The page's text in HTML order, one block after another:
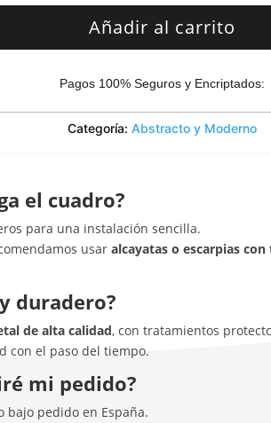
Añadir al carrito
Pagos 100% Seguros y Encriptados:
Categoría: Abstracto y Moderno
el cuadro?
para una instalación sencilla.
usaralcayatas o escarpias con
duradero?
de alta calidad, con tratamientos
con el paso del tiempo.
mi pedido?
bajo pedido en España.